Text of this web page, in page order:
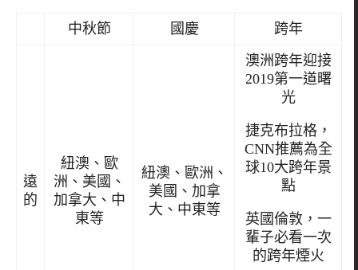
中秋節 國慶 跨年
遠
的
紐澳、歐
洲、美國、
加拿大、中
東等
紐澳、歐洲、
美國、加拿
大、中東等
澳洲跨年迎接
2019第一道曙
光
捷克布拉格，
CNN推薦為全
球10大跨年景
點
英國倫敦，一
輩子必看一次
的跨年煙火